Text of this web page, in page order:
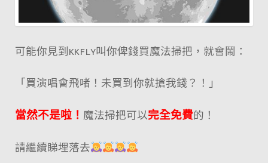
可能你見到KKFLY叫你俾錢買魔法掃把，就會鬧：
「買演唱會飛啫！未買到你就搶我錢？！」
當然不是啦！ 魔法掃把可以完全免費的！
請繼續睇埋落去